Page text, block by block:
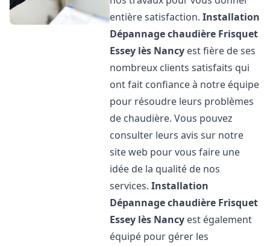
entière satisfaction.Installation
Dépannage chaudière Frisquet
Essey lès Nancy est fière de ses
nombreux clients satisfaits qui
ont fait confiance à notre équipe
pour résoudre leurs problèmes
de chaudière. Vous pouvez
consulter leurs avis sur notre
site web pour vous faire une
idée de la qualité de nos
services.Installation
Dépannage chaudière Frisquet
Essey lès Nancy est également
équipé pour gérer les